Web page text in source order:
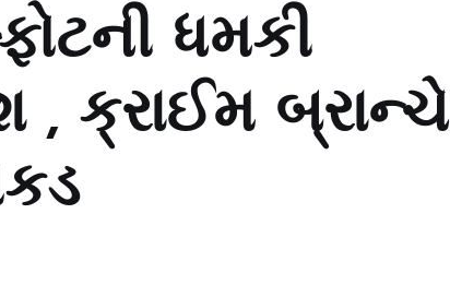
ધમકી
, ક્રાઈમ બ્રાન્ચે